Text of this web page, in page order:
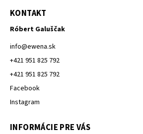
KONTAKT
Róbert Galuščak
info@ewena.sk
+421 951 825 792
+421 951 825 792
Facebook
Instagram
INFORMÁCIE PRE VÁS